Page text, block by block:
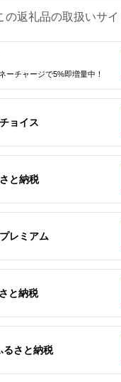
の返礼品の取扱いサイ
ーチャージで5%即増量中！
ョイス
と納税
レミアム
と納税
さと納税